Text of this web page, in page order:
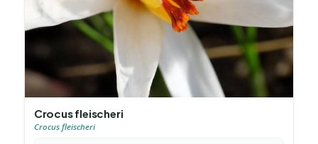
Crocus fleischeri
Crocus fleischeri